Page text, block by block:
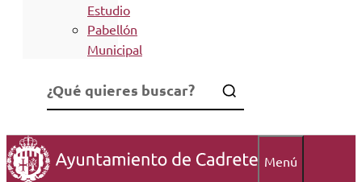
Estudio
Pabellón
Municipal
Menú